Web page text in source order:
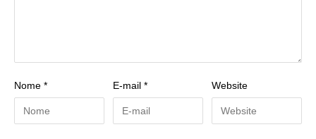
Nome * E-mail * Website